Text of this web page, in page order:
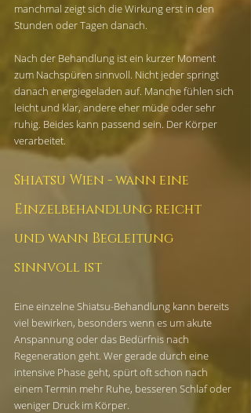
manchmal zeigt sich die Wirkung erst in den
Stunden oder Tagen danach.
Nach der Behandlung ist ein kurzer Moment
zum Nachspüren sinnvoll. Nicht jeder springt
danach energiegeladen auf. Manche fühlen sich
leicht und klar, andere eher müde oder sehr
ruhig. Beides kann passend sein. Der Körper
verarbeitet.
Shiatsu Wien - wann eine
Einzelbehandlung reicht
und wann Begleitung
sinnvoll ist
Eine einzelne Shiatsu-Behandlung kann bereits
viel bewirken, besonders wenn es um akute
Anspannung oder das Bedürfnis nach
Regeneration geht. Wer gerade durch eine
intensive Phase geht, spürt oft schon nach
einem Termin mehr Ruhe, besseren Schlaf oder
weniger Druck im Körper.